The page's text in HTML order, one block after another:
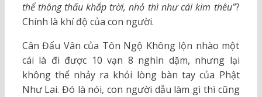
thể thông thấu khắp trời, nhỏ thì như cái kim thêu”?
Chính là khí độ của con người.
Cân Đẩu Vân của Tôn Ngộ Không lộn nhào một
cái là đi được 10 vạn 8 nghìn dặm, nhưng lại
không thể nhảy ra khỏi lòng bàn tay của Phật
Như Lai. Đó là nói, con người dẫu làm gì thì cũng